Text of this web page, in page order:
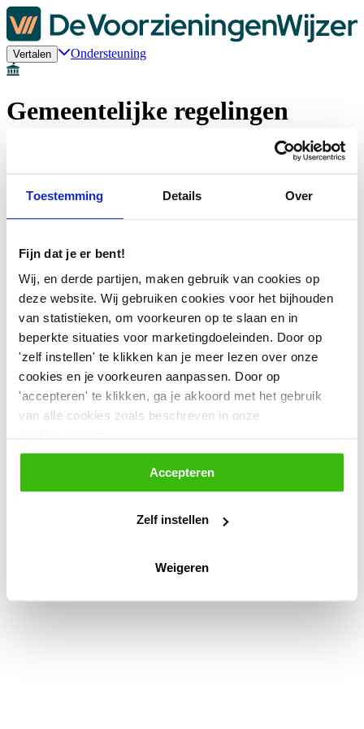
Toestemming Details Over
Fijn dat je er bent!
Wij, en derde partijen, maken gebruik van cookies op
deze website. Wij gebruiken cookies voor het bijhouden
van statistieken, om voorkeuren op te slaan en in
beperkte situaties voor marketingdoeleinden. Door op
'zelf instellen' te klikken kan je meer lezen over onze
cookies en je voorkeuren aanpassen. Door op
'accepteren' te klikken, ga je akkoord met het gebruik
van alle cookies zoals beschreven in onze
Accepteren
Zelf instellen
Weigeren
Vertalen Ondersteuning
Gemeentelijke regelingen
Chat met ons
Krijg live antwoord op je vragen. Je kan met ons chatten van maandag
tot en met vrijdag van 09:00 tot 21:00 uur.
Bel met ons
Heb je een vraag? Bel ons dan op 085-7738089. Dit kan op werkdagen
tussen 09:00 en 21:00 uur.
Algemene voorwaarden
Cookieverklaring
Privacyverklaring en Proclaimer
Ondersteuning voor consulenten